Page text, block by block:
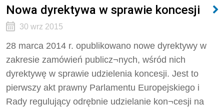
Nowa dyrektywa w sprawie koncesji
30 wrz 2015
28 marca 2014 r. opublikowano nowe dyrektywy w
zakresie zamówień publicz¬nych, wśród nich
dyrektywę w sprawie udzielenia koncesji. Jest to
pierwszy akt prawny Parlamentu Europejskiego i
Rady regulujący odrębnie udzielanie kon¬cesji na